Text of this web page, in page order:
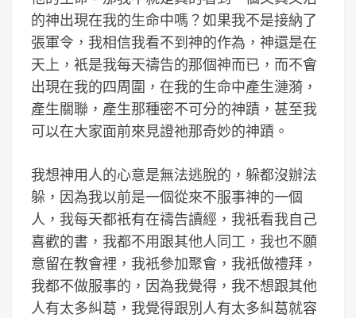
的神出現在我的生命中嗎？如果我不是接納了
張軍令，我相信我看不到神的作為，神還是在
天上，衹是我每天禱告的那個神而已，而不會
出現在我的四周圍，在我的生命中產生漣漪，
產生關聯，產生那種密不可分的神蹟，甚至我
可以在大家面前來見證祂那奇妙的神蹟。
我想神用人的心意是無法逃脫的，躲都沒辦法
躲，因為我以前是一個從來不服事神的一個
人，我每天都衹有在禱告讀經，我衹看我自己
喜歡的書，我都不用跟其他人同工，我也不願
意留在教會裡，我衹參加聚會，我衹做禮拜，
我都不做服事的，因為我覺得，我不想跟其他
人有太多糾葛，我覺得跟別人有太多糾葛就容